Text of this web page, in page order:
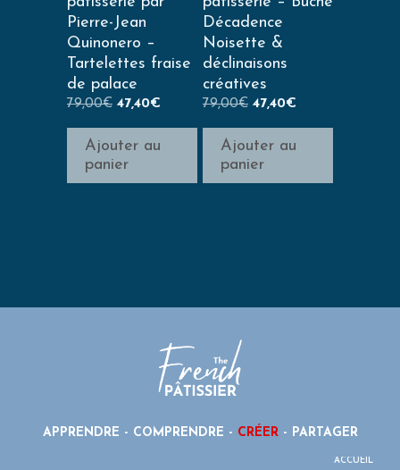
Pierre-Jean
Quinonero –
Tartelettes fraise
de palace
79,00€ 47,40€
Ajouter au
panier
Décadence
Noisette &
déclinaisons
créatives
79,00€ 47,40€
Ajouter au
panier
APPRENDRE - COMPRENDRE - CRÉER- PARTAGER
ACCUEIL